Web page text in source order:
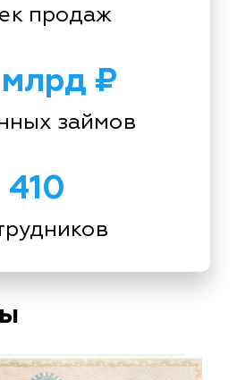
продаж
₽
займов
410